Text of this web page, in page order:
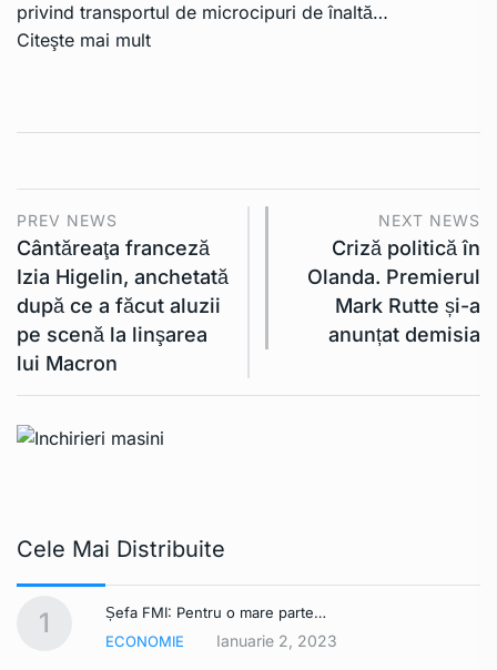
privind transportul de microcipuri de înaltă…
Citeşte mai mult
PREV NEWS
Cântăreaţa franceză
Izia Higelin, anchetată
după ce a făcut aluzii
pe scenă la linşarea
lui Macron
NEXT NEWS
Criză politică în
Olanda. Premierul
Mark Rutte și-a
anunțat demisia
Cele Mai Distribuite
1
Șefa FMI: Pentru o mare parte…
ECONOMIE
Ianuarie 2, 2023